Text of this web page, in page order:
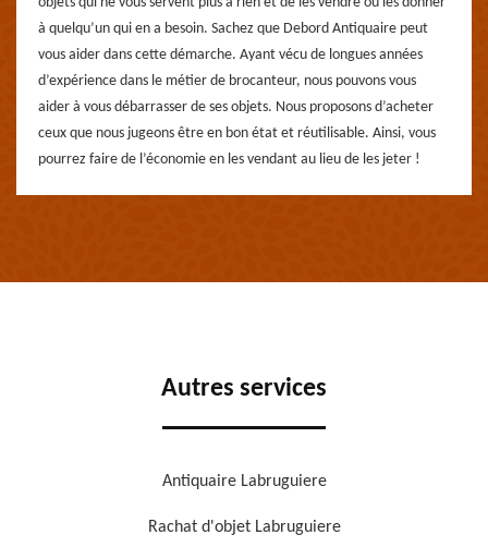
à quelqu’un qui en a besoin. Sachez que Debord Antiquaire peut
vous aider dans cette démarche. Ayant vécu de longues années
d’expérience dans le métier de brocanteur, nous pouvons vous
aider à vous débarrasser de ses objets. Nous proposons d’acheter
ceux que nous jugeons être en bon état et réutilisable. Ainsi, vous
pourrez faire de l’économie en les vendant au lieu de les jeter !
Autres services
Antiquaire Labruguiere
Rachat d'objet Labruguiere